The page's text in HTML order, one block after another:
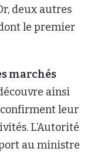
deux autres
le premier
marchés
ainsi
leur
L’Autorité
au ministre